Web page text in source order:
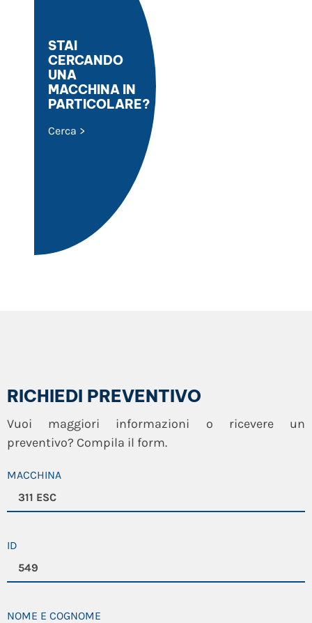
STAI
CERCANDO
UNA
MACCHINA IN
PARTICOLARE?
Cerca >
RICHIEDI PREVENTIVO
Vuoi maggiori informazioni o ricevere un
preventivo? Compila il form.
MACCHINA
ID
NOME E COGNOME